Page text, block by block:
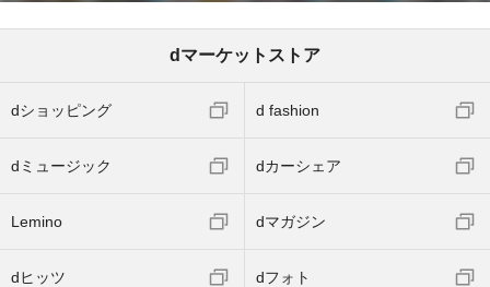
dマーケットストア
dショッピング d fashion
dミュージック dカーシェア
Lemino dマガジン
dヒッツ dフォト